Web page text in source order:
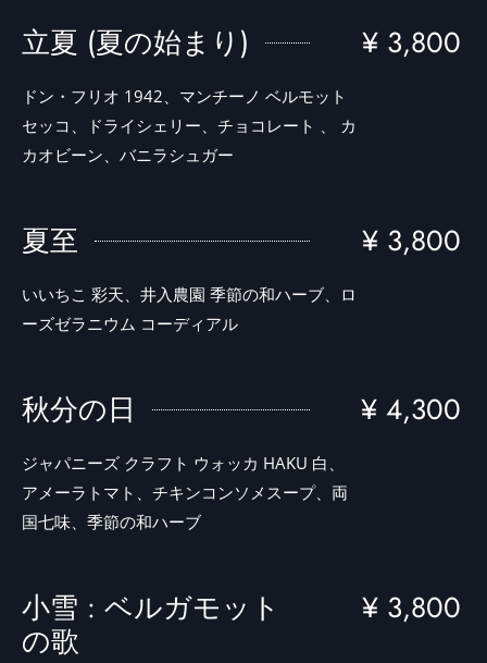
立夏 (夏の始まり) ¥ 3,800
ドン・フリオ 1942、マンチーノ ベルモット
セッコ、ドライシェリー、チョコレート 、 カ
カオビーン、バニラシュガー
夏至 ¥ 3,800
いいちこ 彩天、井入農園 季節の和ハーブ、ロ
ーズゼラニウム コーディアル
秋分の日 ¥ 4,300
ジャパニーズ クラフト ウォッカ HAKU 白、
アメーラトマト、チキンコンソメスープ、両
国七味、季節の和ハーブ
小雪 : ベルガモット
の歌
¥ 3,800